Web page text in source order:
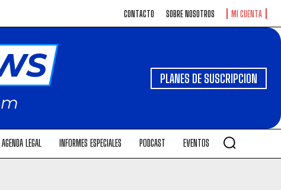
CONTACTO SOBRE NOSOTROS MI CUENTA
PLANES DE SUSCRIPCION
AGENDA LEGAL INFORMES ESPECIALES PODCAST EVENTOS